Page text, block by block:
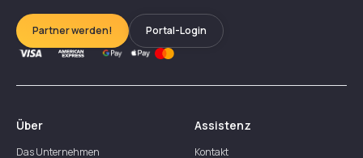
Partner werden! Portal-Login
Über
Das Unternehmen
Assistenz
Kontakt